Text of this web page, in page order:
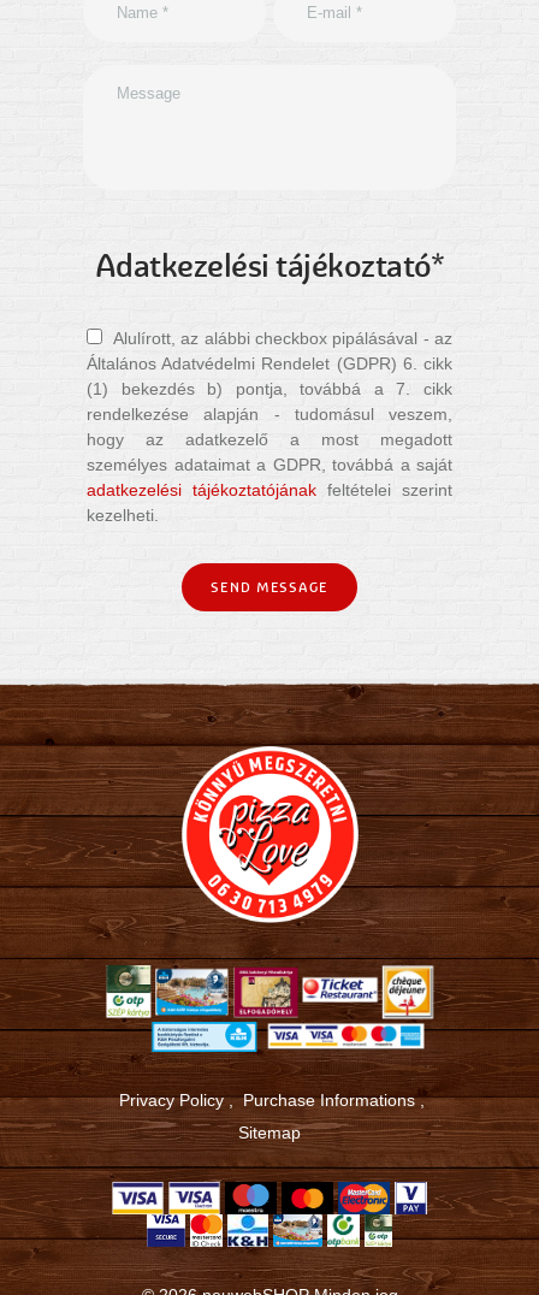
Adatkezelési tájékoztató*
Alulírott, az alábbi checkbox pipálásával - az
Általános Adatvédelmi Rendelet (GDPR) 6. cikk
(1) bekezdés b) pontja, továbbá a 7. cikk
rendelkezése alapján - tudomásul veszem,
hogy az adatkezelő a most megadott
személyes adataimat a GDPR, továbbá a saját
adatkezelési tájékoztatójának feltételei szerint
kezelheti.
Privacy Policy,Purchase Informations,
Sitemap